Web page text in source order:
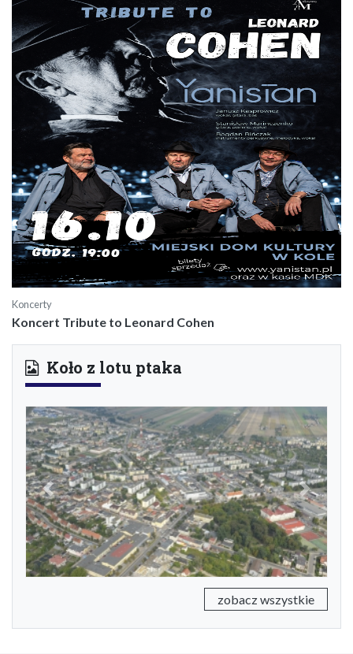
Koncerty
Koncert Tribute to Leonard Cohen
Koło z lotu ptaka
Previous Next
zobacz wszystkie